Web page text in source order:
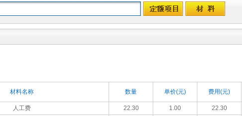
材料名称 数量 单价(元) 费用(元)
人工费 22.30 1.00 22.30